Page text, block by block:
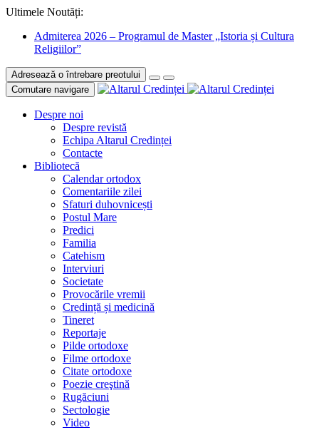
Ultimele Noutăți:
Admiterea 2026 – Programul de Master „Istoria și Cultura
Religiilor”
Adresează o întrebare preotului
Comutare navigare
Despre noi
Despre revistă
Echipa Altarul Credinței
Contacte
Bibliotecă
Calendar ortodox
Comentariile zilei
Sfaturi duhovnicești
Postul Mare
Predici
Familia
Catehism
Interviuri
Societate
Provocările vremii
Credință și medicină
Tineret
Reportaje
Pilde ortodoxe
Filme ortodoxe
Citate ortodoxe
Poezie creştină
Rugăciuni
Sectologie
Video